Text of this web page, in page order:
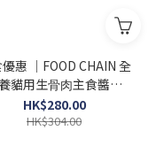
惠 │FOOD CHAIN 全
貓⽤⽣⾻⾁主食醬包
- 16包優惠裝 (平均口
味)
HK$280.00
HK$304.00